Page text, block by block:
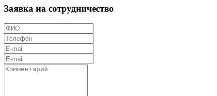
Заявка на сотрудничество